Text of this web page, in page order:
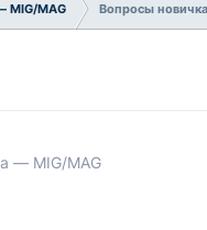
MIG/MAG Вопросы
— MIG/MAG